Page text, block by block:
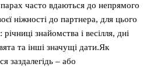
часто вдаються до непрямого
ніжності до партнера, для цього
знайомства і весілля, дні
та інші значущі дати.Як
заздалегідь – або